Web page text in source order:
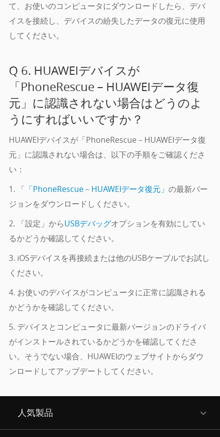
て、お使いのコンピュータにダウンロードしたら、デバ
イスを接続し、デバイスの紛失したデータの復元に使用
してください。
Q 6. HUAWEIデバイスが
「PhoneRescue – HUAWEIデータ復
元」に認識されない場合はどうのよ
うにすればいいですか？
HUAWEIデバイスが「PhoneRescue – HUAWEIデータ復
元」に認識されない場合は、以下の手順をご確認くださ
い：
1. 「 「PhoneRescue – HUAWEIデータ復元」 の最新バー
ジョンをダウンロードしください。
2. 「設定」からUSBデバッグオプションを有効にしてい
るかどうか確認してください。
3. iOSデバイスを再接続または他のUSBケーブルでお試し
ください。
4. お使いのデバイスがコンピュータに正常に認識される
かどうかを確認してください。
5. デバイスとコンピュータに最新バージョンのドライバ
がインストールされているかどうかを確認してくださ
い。そうでない場合、HUAWEIのウェブサイトからダウ
ンロードしてアップデートしてください。
人気製品